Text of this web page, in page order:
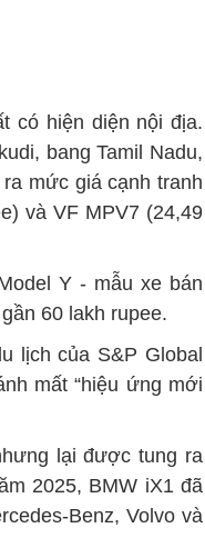
có hiện diện nội địa.
bang Tamil Nadu,
mức giá cạnh tranh
và VF MPV7 (24,49
Y - mẫu xe bán
60 lakh rupee.
lịch của S&P Global
mất “hiệu ứng mới
lại được tung ra
2025, BMW iX1 đã
Benz, Volvo và